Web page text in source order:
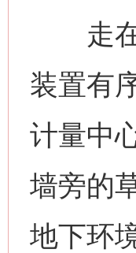
走在
装置有
计量中
墙旁的
地下环